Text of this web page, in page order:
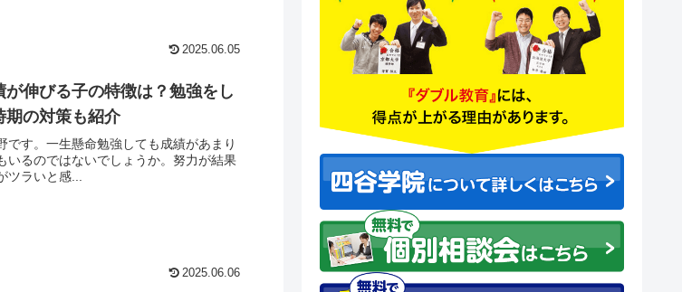
2025.06.05
伸びる子の特徴は？勉強をし
期の対策も紹介
です。一生懸命勉強しても成績があまり
いるのではないでしょうか。努力が結果
ツラいと感...
2025.06.06